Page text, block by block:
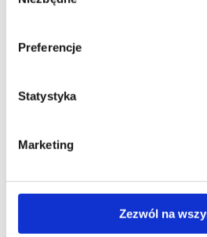
Preferencje
Statystyka
Marketing
Zezwól na